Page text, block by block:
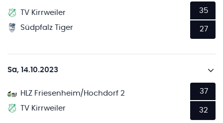
TV Kirrweiler
Südpfalz Tiger
35
27
Sa, 14.10.2023
HLZ Friesenheim/Hochdorf 2
TV Kirrweiler
37
32